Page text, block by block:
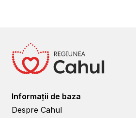
Informații de baza
Despre Cahul